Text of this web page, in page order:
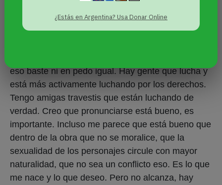
¿Estás en Argentina? Usa Donar Online
-Yo creo que hay un gesto político que me parece
eso baste ni en pedo igual. Hay gente que lucha y
está más activamente luchando por los derechos.
Tengo amigas travestis que están luchando de
verdad. Creo que pronunciarse está bueno, es
importante. Incluso me parece que está bueno que
dentro de la obra que no se moralice, que la
sexualidad de los personajes circule con mayor
naturalidad, que no sea un conflicto eso. Es lo que
me nace y lo que deseo. Pero no alcanza, hay